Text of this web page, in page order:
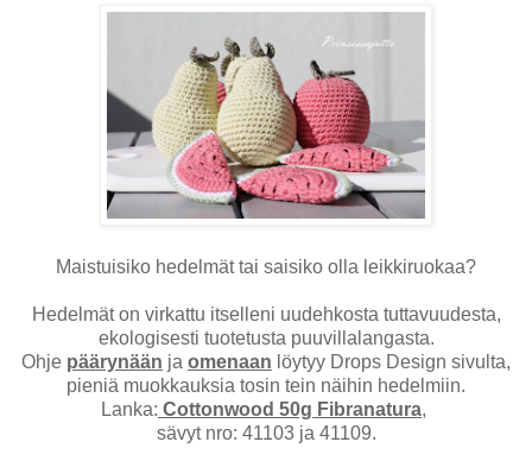
Maistuisiko hedelmät tai saisiko olla leikkiruokaa?
Hedelmät on virkattu itselleni uudehkosta tuttavuudesta,
ekologisesti tuotetusta puuvillalangasta.
Ohje päärynään ja omenaan löytyy Drops Design sivulta,
pieniä muokkauksia tosin tein näihin hedelmiin.
Lanka: Cottonwood 50g Fibranatura,
sävyt nro: 41103 ja 41109.